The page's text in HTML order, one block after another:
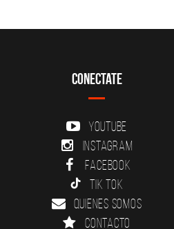
Conectate
YouTube
Instagram
Facebook
Tik Tok
Quienes somos
Contacto